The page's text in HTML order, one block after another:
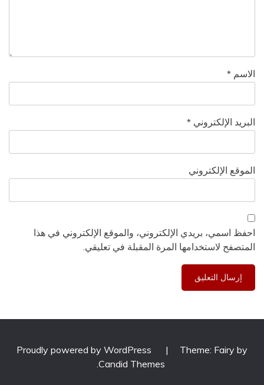
الاسم *
البريد الإلكتروني *
الموقع الإلكتروني
احفظ اسمي، بريدي الإلكتروني، والموقع الإلكتروني في هذا
المتصفح لاستخدامها المرة المقبلة في تعليقي.
Proudly powered by WordPress |
Theme: Fairy by
Candid Themes
.